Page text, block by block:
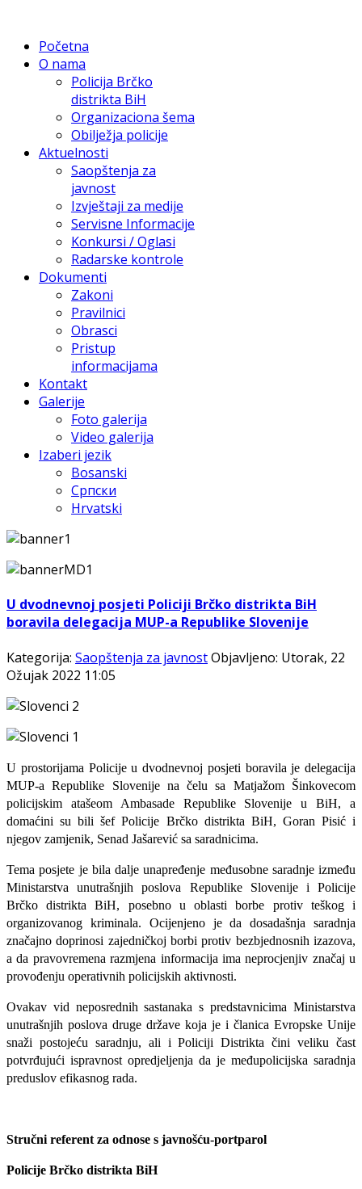
Početna
O nama
Policija Brčko
distrikta BiH
Organizaciona šema
Obilježja policije
Aktuelnosti
Saopštenja za
javnost
Izvještaji za medije
Servisne Informacije
Konkursi / Oglasi
Radarske kontrole
Dokumenti
Zakoni
Pravilnici
Obrasci
Pristup
informacijama
Kontakt
Galerije
Foto galerija
Video galerija
Izaberi jezik
Bosanski
Српски
Hrvatski
U dvodnevnoj posjeti Policiji Brčko distrikta BiH
boravila delegacija MUP-a Republike Slovenije
Kategorija: Saopštenja za javnostObjavljeno: Utorak, 22
Ožujak 2022 11:05
U prostorijama Policije u dvodnevnoj posjeti boravila je delegacija
MUP-a Republike Slovenije na čelu sa Matjažom Šinkovecom
policijskim atašeom Ambasade Republike Slovenije u BiH, a
domaćini su bili šef Policije Brčko distrikta BiH, Goran Pisić i
njegov zamjenik, Senad Jašarević sa saradnicima.
Tema posjete je bila dalje unapređenje međusobne saradnje između
Ministarstva unutrašnjih poslova Republike Slovenije i Policije
Brčko distrikta BiH, posebno u oblasti borbe protiv teškog i
organizovanog kriminala. Ocijenjeno je da dosadašnja saradnja
značajno doprinosi zajedničkoj borbi protiv bezbjednosnih izazova,
a da pravovremena razmjena informacija ima neprocjenjiv značaj u
provođenju operativnih policijskih aktivnosti.
Ovakav vid neposrednih sastanaka s predstavnicima Ministarstva
unutrašnjih poslova druge države koja je i članica Evropske Unije
snaži postojeću saradnju, ali i Policiji Distrikta čini veliku čast
potvrđujući ispravnost opredjeljenja da je međupolicijska saradnja
preduslov efikasnog rada.
Stručni referent za odnose s javnošću-portparol
Policije Brčko distrikta BiH